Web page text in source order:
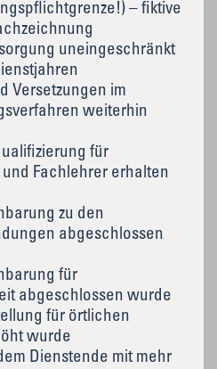
– fiktive
uneingeschränkt
Versetzungen im
weiterhin
für
Fachlehrer erhalten
zu den
abgeschlossen
für
abgeschlossen wurde
für örtlichen
wurde
Dienstende mit mehr